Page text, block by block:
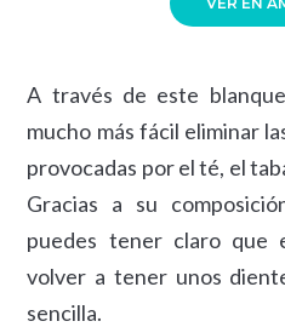
A través de este
mucho más fácil eliminar
provocadas por el té, el
Gracias a su
puedes tener claro que
volver a tener unos
sencilla.